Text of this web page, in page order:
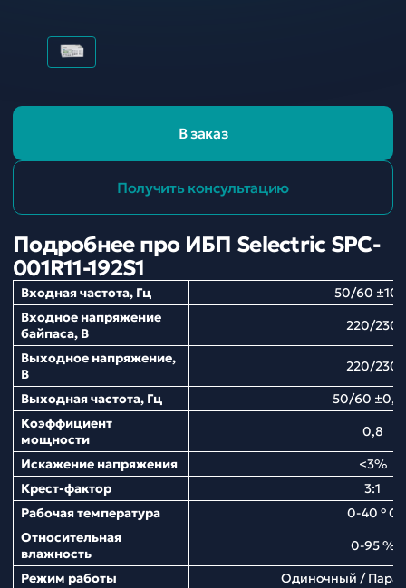
В заказ
Получить консультацию
Подробнее про ИБП Selectric SPC-
001R11-192S1
Входная частота, Гц
50/60
Входное напряжение
байпаса, В
220/230
Выходное напряжение,
В
220/230
Выходная частота, Гц
50/60
Коэффициент
мощности
0,8
Искажение напряжения
<3%
Крест-фактор
3:1
Рабочая температура
0-40 ° С
Относительная
влажность
0-95 %
Режим работы
Одиночный /